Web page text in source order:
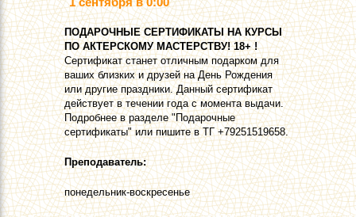
ПOДАРОЧНЫЕ СЕРТИФИКАТЫ НА КУРСЫ
ПО АКТЕРСКОМУ МАСТЕРСТВУ! 18+ !
Сертификат станет отличным подарком для
ваших близких и друзей на День Рождения
или другие праздники. Данный сертификат
действует в течении года с момента выдачи.
Подробнее в разделе "Подарочные
сертификаты" или пишите в ТГ +79251519658.
Преподаватель:
понедельник-воскресенье